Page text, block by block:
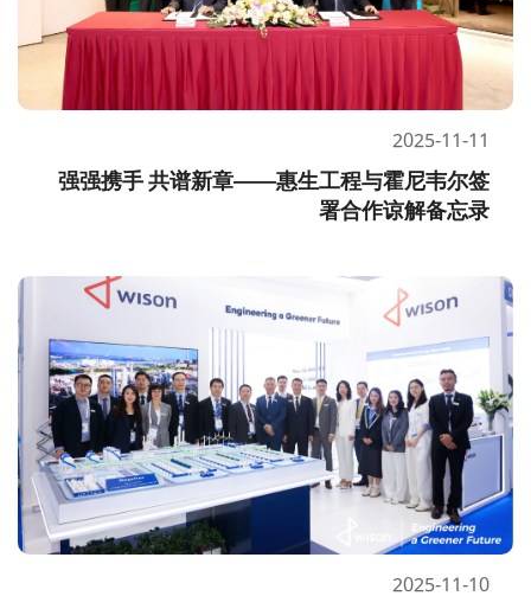
强强携手 共谱新章——惠生工程与霍尼韦尔签
署合作谅解备忘录
2025-11-11
2025-11-10